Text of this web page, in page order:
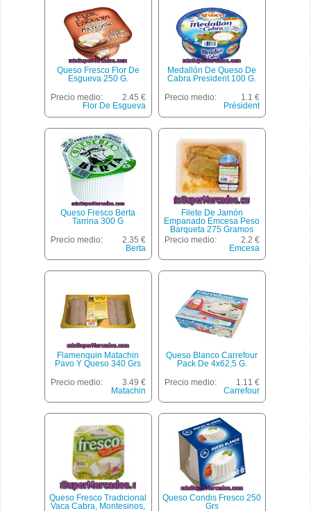
Queso Fresco Flor De
Esgueva 250 G.
Precio medio:
2.45 €
Flor De Esgueva
Medallón De Queso De
Cabra President 100 G.
Precio medio:
1.1 €
Président
Queso Fresco Berta
Tarrina 300 G
Precio medio:
2.35 €
Berta
Filete De Jamón
Empanado Emcesa Peso
Barqueta 275 Gramos
Aproximados
Precio medio:
2.2 €
Emcesa
Flamenquin Matachin
Pavo Y Queso 340 Grs
Precio medio:
3.49 €
Matachin
Queso Blanco Carrefour
Pack De 4x62,5 G.
Precio medio:
1.11 €
Carrefour
Queso Fresco Tradicional
Vaca Cabra, Montesinos,
Queso Condis Fresco 250
Grs